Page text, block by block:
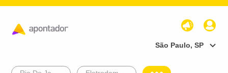
São Paulo, SP